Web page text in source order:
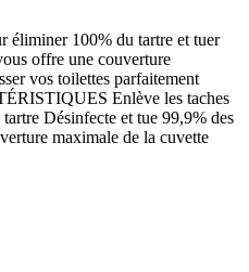
éliminer 100% du tartre et tuer
offre une couverture
vos toilettes parfaitement
Enlève les taches
Désinfecte et tue 99,9% des
maximale de la cuvette